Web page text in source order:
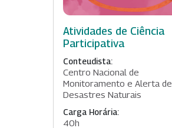
Atividades de Ciência
Participativa
Conteudista:
Centro Nacional de
Monitoramento e Alerta de
Desastres Naturais
Carga Horária:
40h